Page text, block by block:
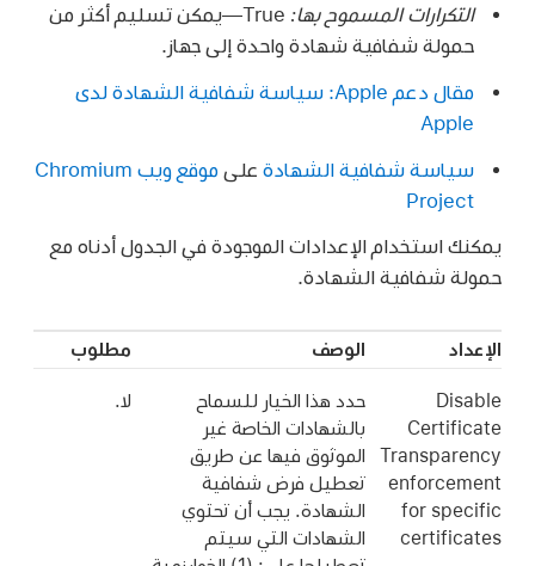
التكرارات المسموح بها:
‏True—يمكن تسليم أكثر من
حمولة شفافية شهادة واحدة إلى جهاز.
مقال دعم Apple: سياسة شفافية الشهادة لدى
Apple
سياسة شفافية الشهادة على
موقع ويب Chromium
Project
يمكنك استخدام الإعدادات الموجودة في الجدول أدناه مع
حمولة شفافية الشهادة.
الإعداد الوصف مطلوب
Disable
Certificate
Transparency
enforcement
for specific
certificates
حدد هذا الخيار للسماح
بالشهادات الخاصة غير
الموثوق فيها عن طريق
تعطيل فرض شفافية
الشهادة. يجب أن تحتوي
الشهادات التي سيتم
لا.